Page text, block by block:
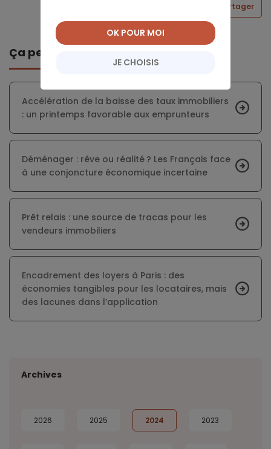
Partager
Ça peut vous intéresser
Accélération de la baisse des taux immobiliers
: un printemps favorable aux emprunteurs
Déménager : rêve ou réalité ? Les Français face
à une conjoncture économique incertaine
Prêt relais : une source de tracas pour les
vendeurs immobiliers
Encadrement des loyers à Paris : des
économies tangibles pour les locataires, mais
des lacunes dans l’application
Archives
2026 2025 2024 2023
JE CHOISIS
OK POUR MOI